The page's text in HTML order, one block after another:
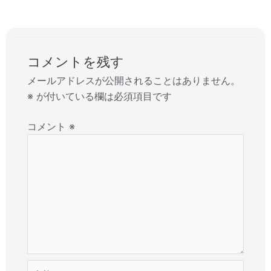
コメントを残す
メールアドレスが公開されることはありません。
※ が付いている欄は必須項目です
コメント ※